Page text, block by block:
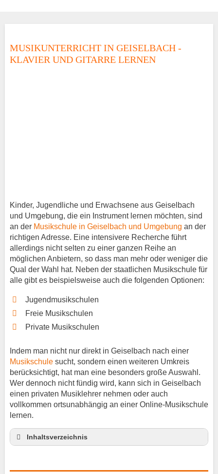
MUSIKUNTERRICHT IN GEISELBACH -
KLAVIER UND GITARRE LERNEN
Kinder, Jugendliche und Erwachsene aus Geiselbach
und Umgebung, die ein Instrument lernen möchten, sind
an der Musikschule in Geiselbach und Umgebung an der
richtigen Adresse. Eine intensivere Recherche führt
allerdings nicht selten zu einer ganzen Reihe an
möglichen Anbietern, so dass man mehr oder weniger die
Qual der Wahl hat. Neben der staatlichen Musikschule für
alle gibt es beispielsweise auch die folgenden Optionen:
Jugendmusikschulen
Freie Musikschulen
Private Musikschulen
Indem man nicht nur direkt in Geiselbach nach einer
Musikschule sucht, sondern einen weiteren Umkreis
berücksichtigt, hat man eine besonders große Auswahl.
Wer dennoch nicht fündig wird, kann sich in Geiselbach
einen privaten Musiklehrer nehmen oder auch
vollkommen ortsunabhängig an einer Online-Musikschule
lernen.
Inhaltsverzeichnis